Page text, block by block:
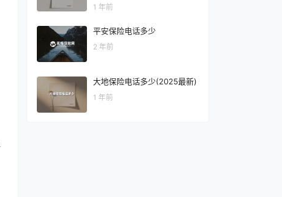
1 年前
平安保险电话多少
2 年前
大地保险电话多少(2025最新)
1 年前